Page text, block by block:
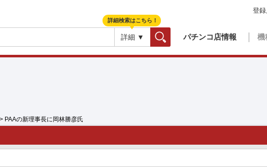
詳細 ▼ パチンコ店情報 機
登
詳細検索はこちら！
> PAAの新理事長に岡林勝彦氏